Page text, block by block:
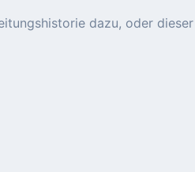
dazu, oder